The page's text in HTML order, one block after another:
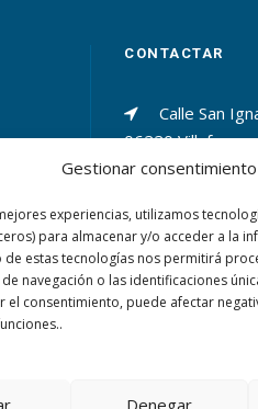
Gestionar consentimiento
experiencias, utilizamos
para almacenar y/o acceder a la
de estas tecnologías nos permitirá
navegación o las identificaciones
el consentimiento, puede afectar
Denegar
CONTACTAR
Calle San
06220
(Badajoz)
+34 924 52
+34 924 52